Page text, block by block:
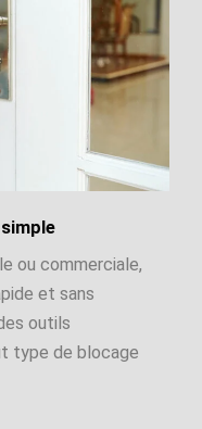
ou commerciale,
et sans
outils
type de blocage